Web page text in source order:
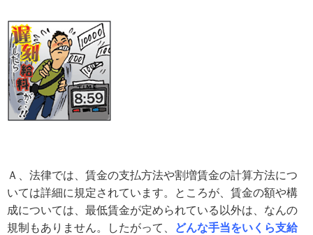
Ａ、法律では、賃金の支払方法や割増賃金の計算方法につ
いては詳細に規定されています。ところが、賃金の額や構
成については、最低賃金が定められている以外は、なんの
規制もありません。したがって、 どんな手当をいくら支給